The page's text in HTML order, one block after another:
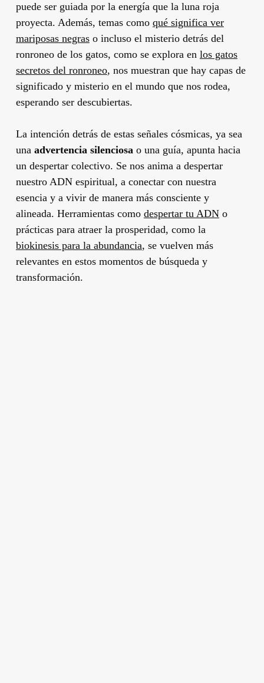
puede ser guiada por la energía que la luna roja
proyecta. Además, temas como qué significa ver
mariposas negraso incluso el misterio detrás del
ronroneo de los gatos, como se explora en los gatos
secretos del ronroneo, nos muestran que hay capas de
significado y misterio en el mundo que nos rodea,
esperando ser descubiertas.
La intención detrás de estas señales cósmicas, ya sea
una advertencia silenciosao una guía, apunta hacia
un despertar colectivo. Se nos anima a despertar
nuestro ADN espiritual, a conectar con nuestra
esencia y a vivir de manera más consciente y
alineada. Herramientas como despertar tu ADNo
prácticas para atraer la prosperidad, como la
biokinesis para la abundancia, se vuelven más
relevantes en estos momentos de búsqueda y
transformación.